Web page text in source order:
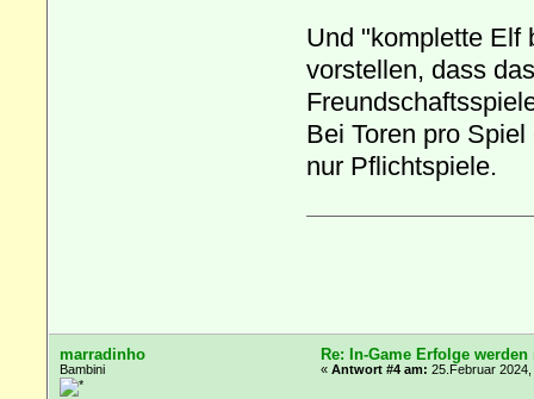
Und "komplette Elf
vorstellen, dass
Bei Toren pro
nur Pflichtspiele.
marradinho
Bambini
Re: In-Game Erfolge
«Antwort #4 am: 25.Februar